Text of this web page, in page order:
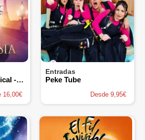
Anastasia, el Musical - Teatro Salesianos de Madrid
16,00€
Entradas
Peke Tube
Desde 9,95€